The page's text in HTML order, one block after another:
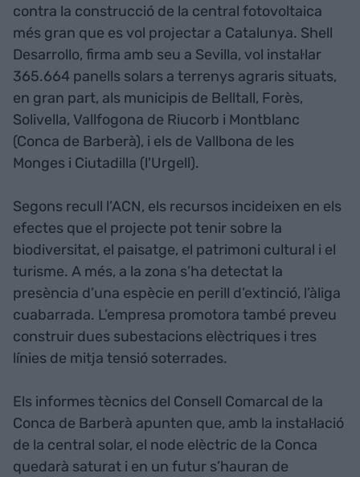
contra la construcció de la central fotovoltaica
més gran que es vol projectar a Catalunya. Shell
Desarrollo, firma amb seu a Sevilla, vol instal·lar
365.664 panells solars a terrenys agraris situats,
en gran part, als municipis de Belltall, Forès,
Solivella, Vallfogona de Riucorb i Montblanc
(Conca de Barberà), i els de Vallbona de les
Monges i Ciutadilla (l'Urgell).
Segons recull l’ACN, els recursos incideixen en els
efectes que el projecte pot tenir sobre la
biodiversitat, el paisatge, el patrimoni cultural i el
turisme. A més, a la zona s’ha detectat la
presència d’una espècie en perill d’extinció, l’àliga
cuabarrada. L’empresa promotora també preveu
construir dues subestacions elèctriques i tres
línies de mitja tensió soterrades.
Els informes tècnics del Consell Comarcal de la
Conca de Barberà apunten que, amb la instal·lació
de la central solar, el node elèctric de la Conca
quedarà saturat i en un futur s’hauran de